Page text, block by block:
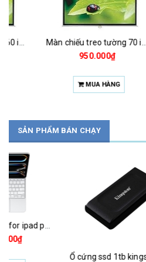
Màn chiếu treo tường 70 inch
950.000₫
MUA HÀNG
SẢN PHẨM BÁN CHẠY
Ổ cứng ssd 1tb kingston xs1000 (bảo hành 3 năm)